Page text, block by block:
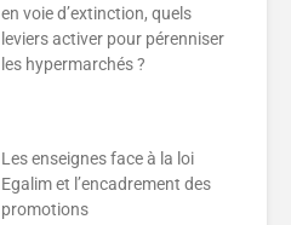
en voie d’extinction, quels
leviers activer pour pérenniser
les hypermarchés ?
Les enseignes face à la loi
Egalim et l’encadrement des
promotions